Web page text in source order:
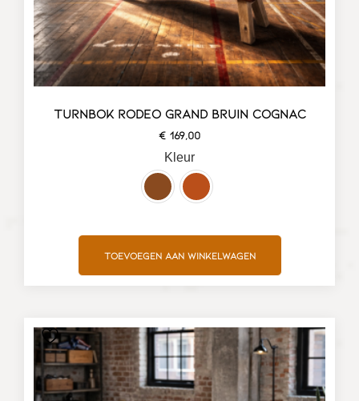
TURNBOK RODEO GRAND BRUIN COGNAC
€ 169,00
Kleur
Toevoegen aan winkelwagen